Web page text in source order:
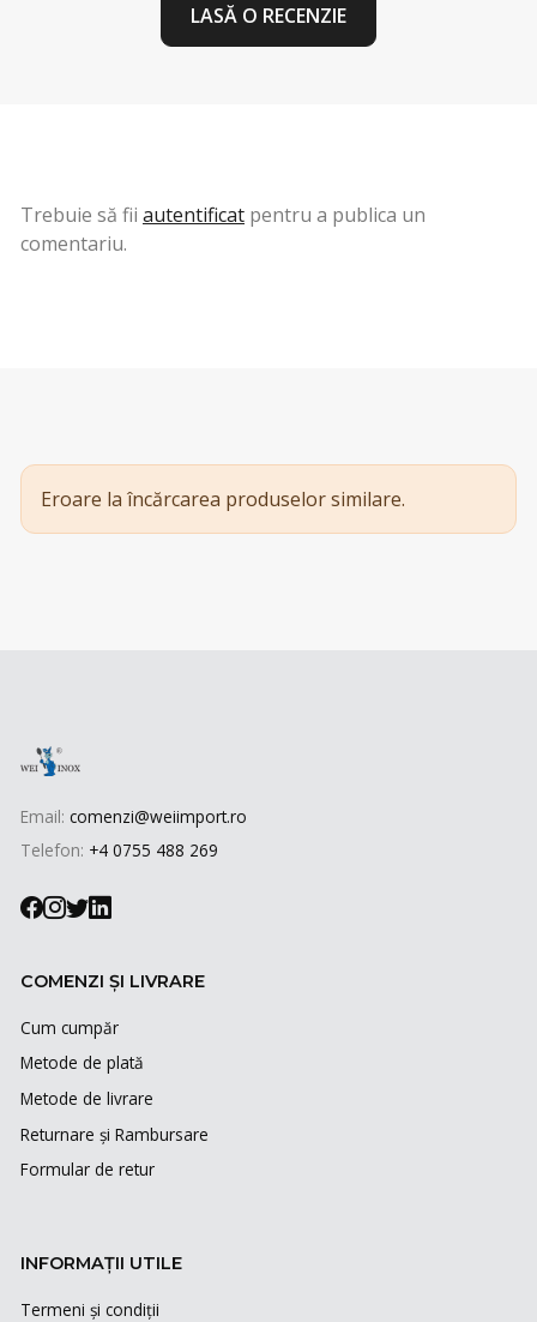
LASĂ O RECENZIE
Trebuie să fii autentificat pentru a publica un
comentariu.
Eroare la încărcarea produselor similare.
Email: comenzi@weiimport.ro
Telefon: +4 0755 488 269
COMENZI ȘI LIVRARE
Cum cumpăr
Metode de plată
Metode de livrare
Returnare și Rambursare
Formular de retur
INFORMAȚII UTILE
Termeni și condiții